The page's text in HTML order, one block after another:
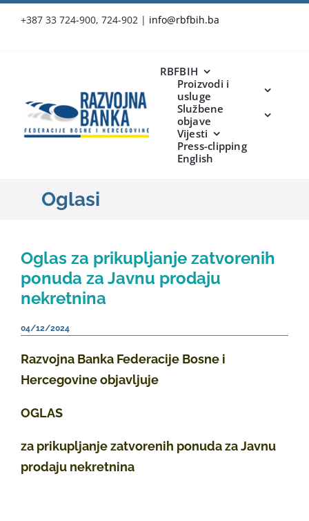
+387 33 724-900, 724-902 | info@rbfbih.ba
RBFBIH
Proizvodi i
usluge
Službene
objave
Vijesti
Press-clipping
English
Oglasi
Oglas za prikupljanje zatvorenih
ponuda za Javnu prodaju
nekretnina
04/12/2024
Razvojna Banka Federacije Bosne i
Hercegovine objavljuje
OGLAS
za prikupljanje zatvorenih ponuda za Javnu
prodaju nekretnina